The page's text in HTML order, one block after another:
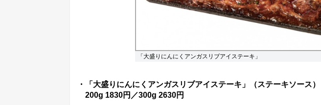
「大盛りにんにくアンガスリブアイステーキ」
・「大盛りにんにくアンガスリブアイステーキ」（ステーキソース）
200g 1830円／300g 2630円